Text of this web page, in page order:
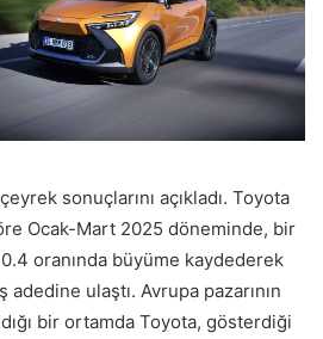
sonuçlarını açıkladı. Toyota
Ocak-Mart 2025 döneminde, bir
oranında büyüme kaydederek
ulaştı. Avrupa pazarının
bir ortamda Toyota, gösterdiği